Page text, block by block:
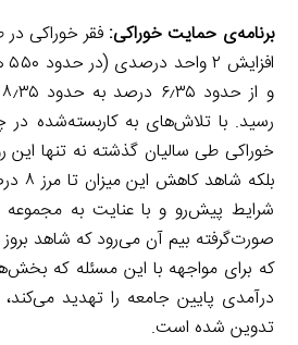
برنامه‌ی حمایت خوراکی:
رسید. با تلاش‌های به کاربسته‌شده
خوراکی طی سالیان گذشته نه تنها این
بلکه
شرایط پیش‌رو و با عنایت به
صورت‌گرفته بیم آن می‌رود که شاهد
که برای مواجهه با این مسئله که
درآمدی پایین جامعه را تهدید
تدوین شده است.